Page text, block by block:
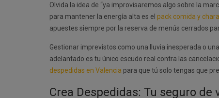
Olvida la idea de “ya improvisaremos algo sobre la
para mantener la energía alta es el pack comida y
apuestes siempre por la reserva de menús cerrados
Gestionar imprevistos como una lluvia inesperada o
adelantado es tu único escudo real contra las
despedidas en Valencia para que tú solo tengas que
Crea Despedidas: Tu seguro